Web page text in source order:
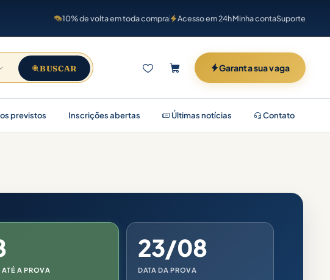
10% de volta em toda compra Acesso em 24hMinha contaSuporte
BUSCAR Garanta sua vaga
previstos Inscrições abertas Últimas notícias Contato
ATÉ A PROVA
23/08
DATA DA PROVA